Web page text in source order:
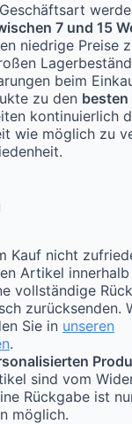
7 und 15
niedrige Preise
beim
zu den besten
kontinuierlich
wie möglich zu
Kauf nicht
Artikel
vollständige
zurücksenden.
Sie in unseren
.
sind vom
Rückgabe ist
möglich.